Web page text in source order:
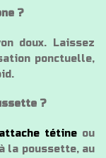
?
doux. Laissez
ponctuelle,
?
attache tétineou
la poussette, au